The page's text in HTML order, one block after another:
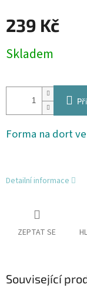
239 Kč
cena:
Skladem
Forma na dort
Detailní informace
ZEPTAT SE
Související